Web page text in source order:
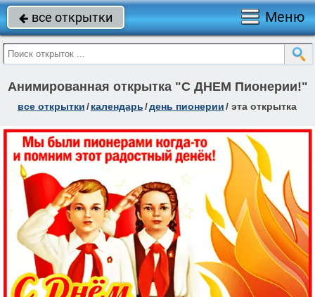
 все открытки Меню
Анимированная открытка "С ДНЕМ Пионерии!"
все открытки/ календарь/день пионерии/ эта открытка